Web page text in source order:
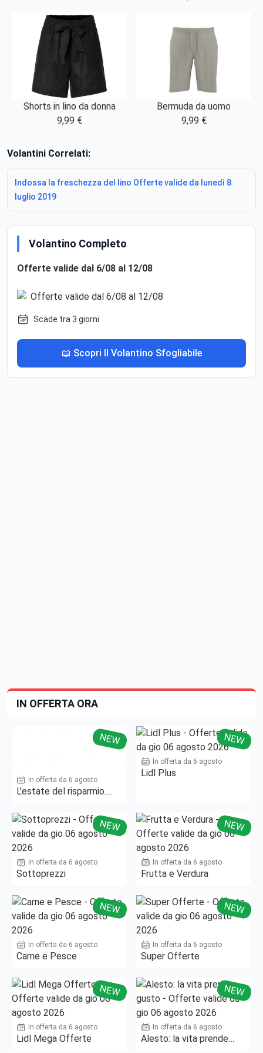
Shorts in lino da donna
9,99 €
Bermuda da uomo
9,99 €
Volantini Correlati:
Indossa la freschezza del lino Offerte valide da lunedì 8
luglio 2019
Volantino Completo
Offerte valide dal 6/08 al 12/08
Scade tra 3 giorni
📖 Scopri Il Volantino Sfogliabile
IN OFFERTA ORA
NEW
In offerta da 6 agosto
L'estate del risparmio.
NEW
In offerta da 6 agosto
Lidl Plus
NEW
In offerta da 6 agosto
Sottoprezzi
NEW
In offerta da 6 agosto
Frutta e Verdura
NEW
In offerta da 6 agosto
Carne e Pesce
NEW
In offerta da 6 agosto
Super Offerte
NEW
In offerta da 6 agosto
Lidl Mega Offerte
NEW
In offerta da 6 agosto
Alesto: la vita prende